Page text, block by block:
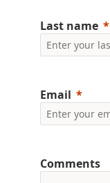
Last name
Email
Comments